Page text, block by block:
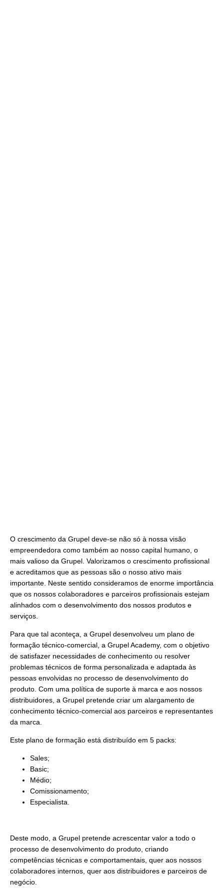
O crescimento da Grupel deve-se não só à nossa visão
empreendedora como também ao nosso capital humano, o
mais valioso da Grupel. Valorizamos o crescimento profissional
e acreditamos que as pessoas são o nosso ativo mais
importante. Neste sentido consideramos de enorme importância
que os nossos colaboradores e parceiros profissionais estejam
alinhados com o desenvolvimento dos nossos produtos e
serviços.
Para que tal aconteça, a Grupel desenvolveu um plano de
formação técnico-comercial, a Grupel Academy, com o objetivo
de satisfazer necessidades de conhecimento ou resolver
problemas técnicos de forma personalizada e adaptada às
pessoas envolvidas no processo de desenvolvimento do
produto. Com uma política de suporte à marca e aos nossos
distribuidores, a Grupel pretende criar um alargamento de
conhecimento técnico-comercial aos parceiros e representantes
da marca.
Este plano de formação está distribuído em 5 packs:
Sales;
Basic;
Médio;
Comissionamento;
Especialista.
Deste modo, a Grupel pretende acrescentar valor a todo o
processo de desenvolvimento do produto, criando
competências técnicas e comportamentais, quer aos nossos
colaboradores internos, quer aos distribuidores e parceiros de
negócio.